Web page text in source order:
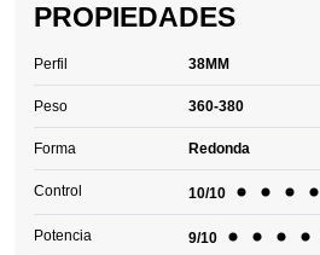
PROPIEDADES
Perfil 38MM
Peso 360-380
Forma Redonda
Control 10/10
Potencia 9/10